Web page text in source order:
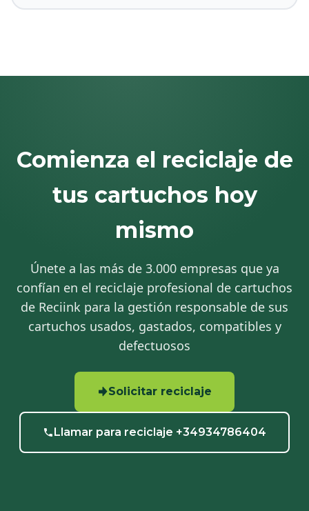
Comienza el reciclaje de
tus cartuchos hoy
mismo
Únete a las más de 3.000 empresas que ya
confían en el reciclaje profesional de cartuchos
de Reciink para la gestión responsable de sus
cartuchos usados, gastados, compatibles y
defectuosos
Solicitar reciclaje
Llamar para reciclaje +34934786404